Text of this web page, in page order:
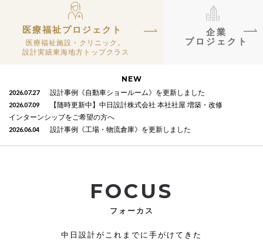
医療福祉プロジェクト
医療福祉施設・クリニック。
設計実績東海地方トップクラス
企業
プロジェクト
NEW
2026.07.27 設計事例《自動車ショールーム》を更新しました
2026.07.09
【随時更新中】中日設計株式会社 本社社屋 増築・改修
インターンシップをご希望の方へ
2026.06.04 設計事例《工場・物流倉庫》を更新しました
FOCUS
フォーカス
中日設計がこれまでに手がけてきた